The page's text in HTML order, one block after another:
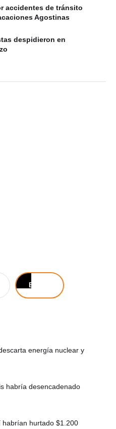
accidentes de tránsito
Agostinas
despidieron en
Buscar
energía nuclear y
habría desencadenado
hurtado $1.200